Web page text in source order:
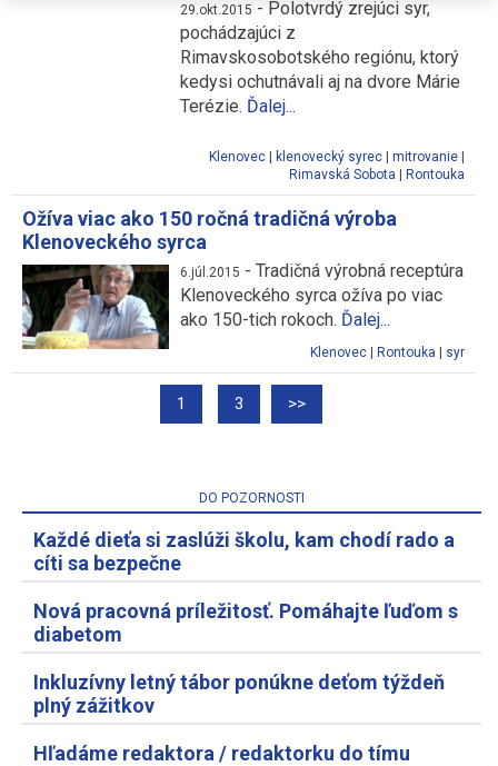
29.okt.2015 - Polotvrdý zrejúci syr,
pochádzajúci z
Rimavskosobotského regiónu, ktorý
kedysi ochutnávali aj na dvore Márie
Terézie. Ďalej...
Klenovec klenovecký syrec mitrovanie
Rimavská Sobota
Rontouka
Ožíva viac ako 150 ročná tradičná výroba
Klenoveckého syrca
6.júl.2015 - Tradičná výrobná receptúra
Klenoveckého syrca ožíva po viac
ako 150-tich rokoch. Ďalej...
Klenovec Rontouka syr
1 3 >>
DO POZORNOSTI
Každé dieťa si zaslúži školu, kam chodí rado a
cíti sa bezpečne
Nová pracovná príležitosť. Pomáhajte ľuďom s
diabetom
Inkluzívny letný tábor ponúkne deťom týždeň
plný zážitkov
Hľadáme redaktora / redaktorku do tímu